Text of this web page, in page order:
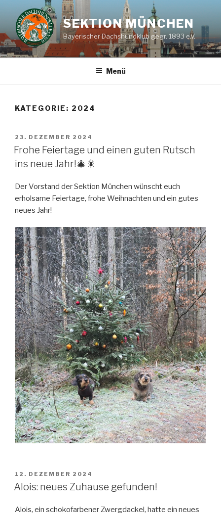
Inhalt
springen
SEKTION MÜNCHEN
Bayerischer Dachshundklub gegr. 1893 e.V.
Menü
KATEGORIE: 2024
VERÖFFENTLICHT
AM
23. DEZEMBER 2024
Frohe Feiertage und einen guten Rutsch
ins neue Jahr!🎄🎇
Der Vorstand der Sektion München wünscht euch
erholsame Feiertage, frohe Weihnachten und ein gutes
neues Jahr!
VERÖFFENTLICHT
AM
12. DEZEMBER 2024
Alois: neues Zuhause gefunden!
Alois, ein schokofarbener Zwergdackel, hatte ein neues